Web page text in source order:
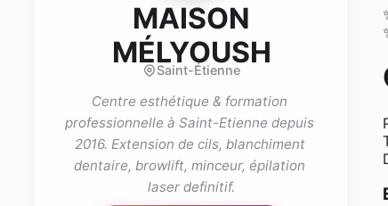
MAISON
MÉLYOUSH -
Saint-Étienne
Centre esthétique & formation
professionnelle à Saint-Etienne depuis
2016. Extension de cils, blanchiment
dentaire, browlift, minceur, épilation
laser definitif.